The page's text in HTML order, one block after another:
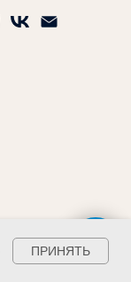
ПРИНЯТЬ